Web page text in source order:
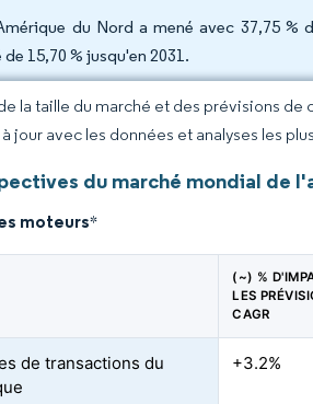
du Nord a mené avec 37,75
15,70 % jusqu'en 2031.
la taille du marché et des prévisions
jour avec les données et analyses les
du marché mondial de
moteurs*
(~) %
LES
CAGR
de transactions du
+3.2%